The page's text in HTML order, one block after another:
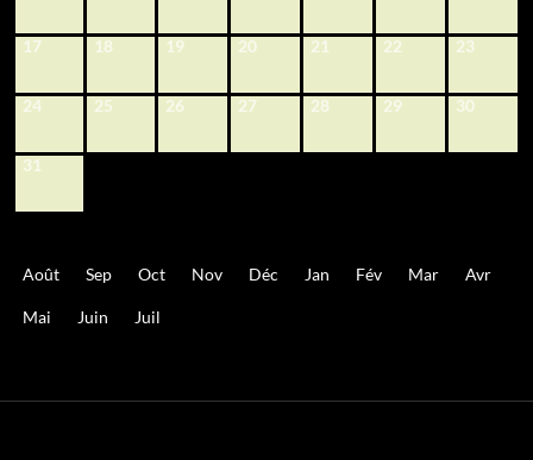
17 18 19 20 21 22 23
24 25 26 27 28 29 30
31
Août Sep Oct Nov Déc Jan Fév Mar Avr
Mai Juin Juil